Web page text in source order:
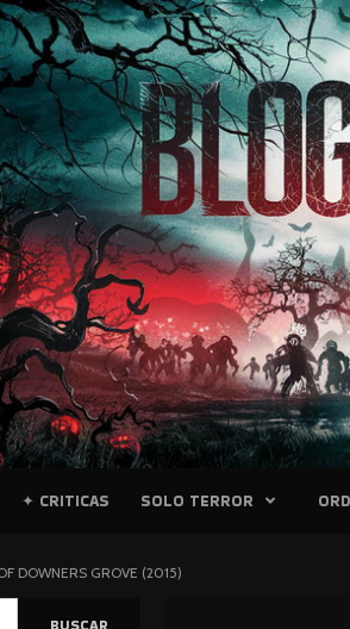
✦ CRITICAS SOLO TERROR
DOWNERS GROVE (2015)